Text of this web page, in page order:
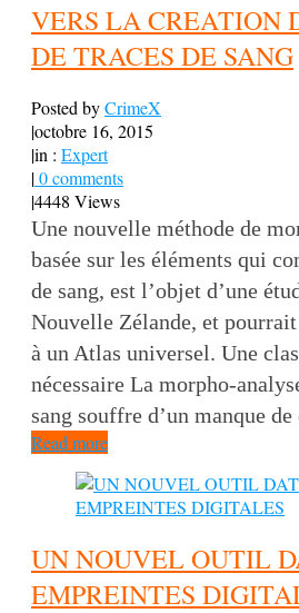
VERS LA CREATION
DE TRACES DE SANG
Posted byCrimeX
|octobre 16, 2015
|in : Expert
|0 comments
|4448 Views
Une nouvelle méthode de
basée sur les éléments qui
de sang, est l’objet d’une
Nouvelle Zélande, et
à un Atlas universel. Une
nécessaire La morpho-
sang souffre d’un manque
Read more
UN NOUVEL OUTIL
EMPREINTES